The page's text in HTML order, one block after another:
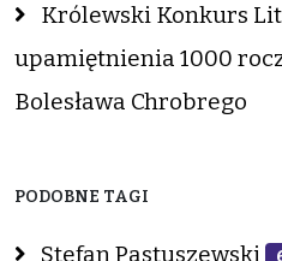
Królewski Konkurs
upamiętnienia 1000
Bolesława Chrobrego
PODOBNE TAGI
Stefan Pastuszewski